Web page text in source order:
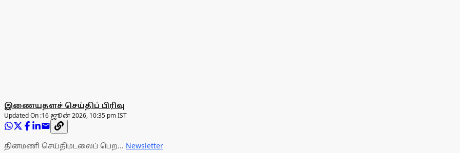
இணையதளச் செய்திப் பிரிவு
Updated On :16 ஜூன் 2026, 10:35 pm IST
தினமணி செய்திமடலைப் பெற... Newsletter